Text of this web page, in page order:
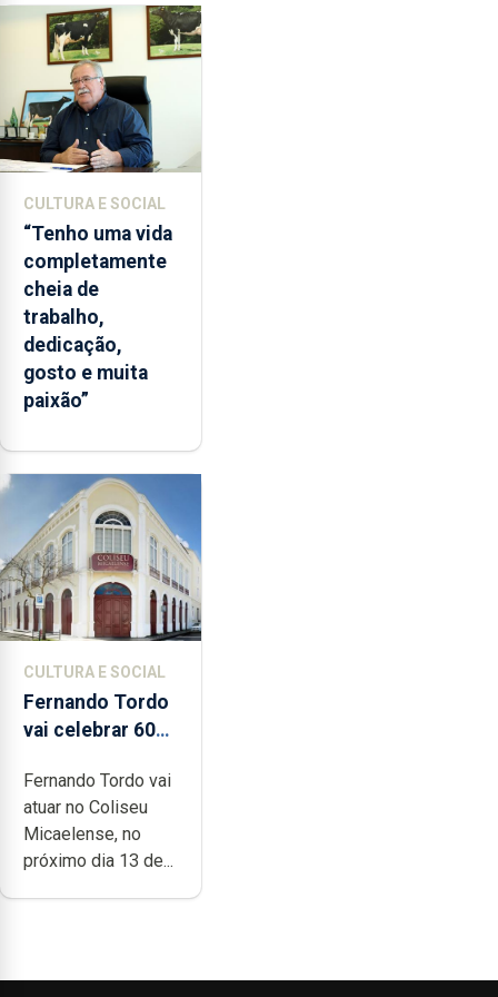
licenciatura
em
Biotecnologia
e
o
mestrado
Comunicação
de
Ciência.
CULTURA E SOCIAL
“Tenho uma vida
completamente
cheia de
trabalho,
dedicação,
gosto e muita
paixão”
CULTURA E SOCIAL
Fernando Tordo
vai celebrar 60
no Coliseu
Micaelense
Fernando Tordo vai
atuar no Coliseu
Micaelense, no
próximo dia 13 de...